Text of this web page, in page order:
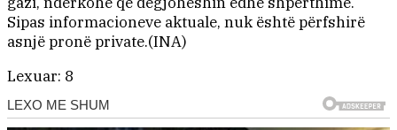
Sipas informacioneve aktuale, nuk është përfshirë
asnjë pronë private.(INA)
Lexuar: 8